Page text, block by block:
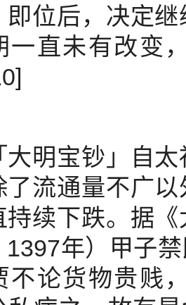
即位后，决定
一直未有改变
宝钞」自太
了流通量不广
持续下跌。据
1397年）甲子
不论货物贵贱